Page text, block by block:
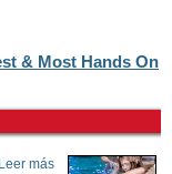
& Most Hands On
Leer más